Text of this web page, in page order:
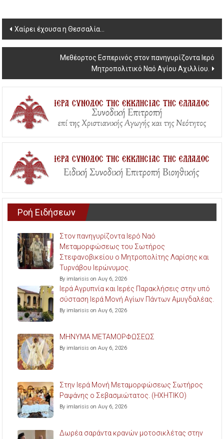
Post
navigation
Χαίρει έχουσα η Θεσσαλία…
Μεθέορτος Εσπερινός στον πανηγυρίζοντα Ιερό
Μητροπολιτικό Ναό Αγίου Αχιλλίου.
Ροή Ειδήσεων
Στον πανηγυρίζοντα Ιερό Ναό
Μεταμορφώσεως του Σωτήρος
Στεφανοβικείου ο Μητροπολίτης Λαρίσης και
Τυρνάβου Ιερώνυμος.
By imlarisis on Αυγ 6, 2026
Ιερά Αγρυπνία και Ιερές Παρακλήσεις στην υπό
σύσταση Ιερά Μονή Αγίων Πάντων Αμυγδαλέας.
By imlarisis on Αυγ 6, 2026
ΜΗΝΥΜΑ ΜΕΤΑΜΟΡΦΩΣΕΩΣ
By imlarisis on Αυγ 6, 2026
Στην Ιερά Μονή Μεταμορφώσεως Σωτήρος
Ραψάνης ο Σεβασμιώτατος. (ΗΧΗΤΙΚΟ)
By imlarisis on Αυγ 6, 2026
Δωρέα σαράντα κρανών μοτοσικλέτας στην